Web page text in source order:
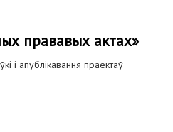
прававых актах»
і апублікавання праектаў